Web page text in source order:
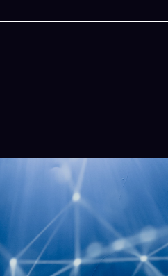
一鍵配搭出三餸一湯